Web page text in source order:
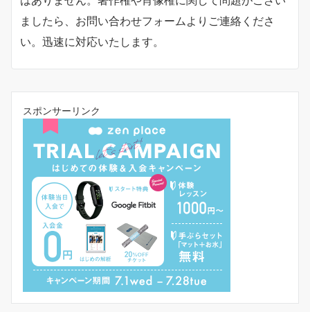
ましたら、お問い合わせフォームよりご連絡くださ
い。迅速に対応いたします。
スポンサーリンク